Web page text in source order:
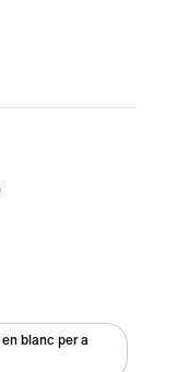
blanc per a